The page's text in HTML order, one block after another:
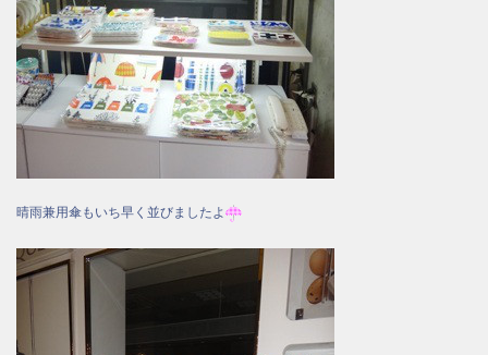
晴雨兼用傘もいち早く並びましたよ